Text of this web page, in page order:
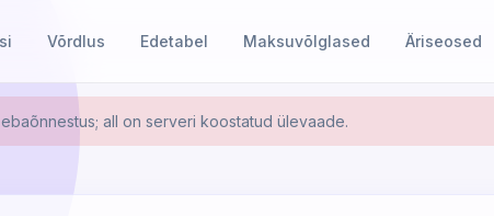
Võrdlus Edetabel Maksuvõlglased Äriseosed
all on serveri koostatud ülevaade.